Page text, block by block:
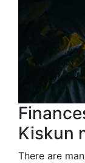
Kiskun
There are